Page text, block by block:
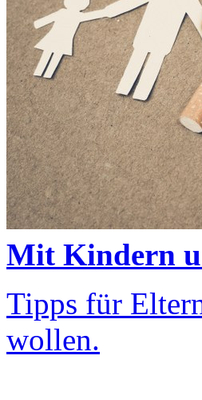
Mit Kindern
Tipps für
wollen.